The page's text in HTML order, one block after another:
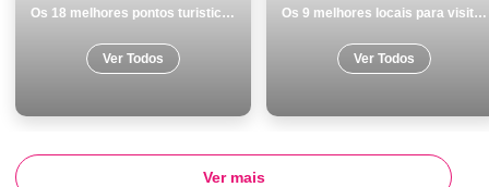
Os 18 melhores pontos turisticos para visitar em Mafra
Ver Todos
Os 9 melhores locais para visitar em Lagoa
Ver Todos
Ver mais